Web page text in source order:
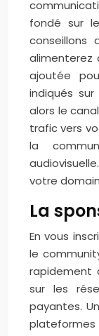
fondé sur
conseillons
alimenterez
ajoutée
indiqués
alors le
trafic vers
la
votre
La
En vous
le
rapidement
sur les
payantes.